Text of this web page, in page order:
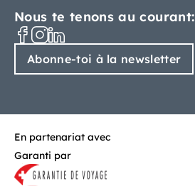
Nous te tenons au courant:
Abonne-toi à la newsletter
En partenariat avec
Garanti par